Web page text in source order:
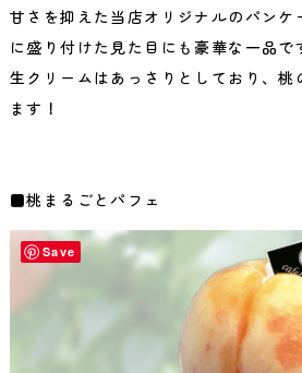
甘さを抑えた当店オリジナルのパンケ
に盛り付けた見た目にも豪華な一品で
生クリームはあっさりとしており、桃
ます！
■桃まるごとパフェ
Save